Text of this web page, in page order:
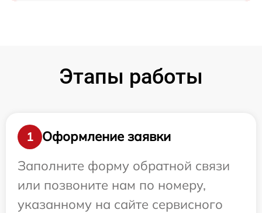
Этапы работы
1
Оформление заявки
Заполните форму обратной связи
или позвоните нам по номеру,
указанному на сайте сервисного